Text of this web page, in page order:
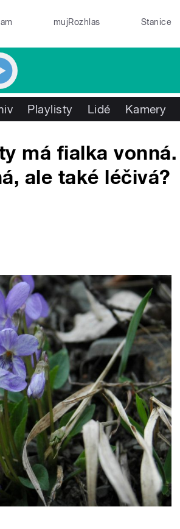
mujRozhlas Stanice
Playlisty Lidé Kamery
má fialka vonná.
ale také léčivá?